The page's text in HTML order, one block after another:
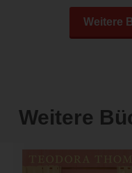
Weitere
Weitere